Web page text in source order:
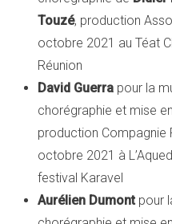
Touzé, production
octobre 2021 au Téat
Réunion
David Guerra pour la
chorégraphie et mise
production Compagnie
octobre 2021 à
festival Karavel
Aurélien Dumont pour